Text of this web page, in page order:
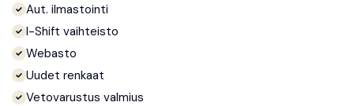
Aut. ilmastointi
I-Shift vaihteisto
Webasto
Uudet renkaat
Vetovarustus valmius